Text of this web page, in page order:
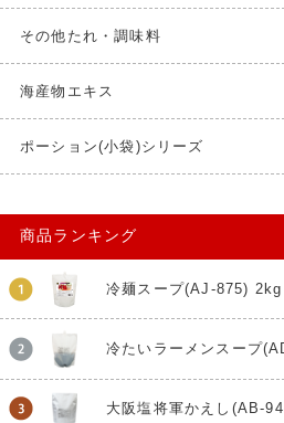
その他たれ・調味料
海産物エキス
ポーション(小袋)シリーズ
商品ランキング
冷麺スープ(AJ-875) 2kg
冷たいラーメンスープ
大阪塩将軍かえし(AB-